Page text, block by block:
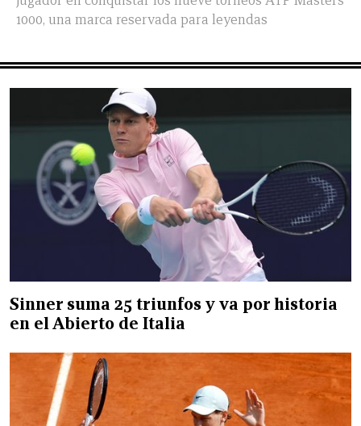
1000, una marca reservada para leyendas
Sinner suma 25 triunfos y va por historia
en el Abierto de Italia